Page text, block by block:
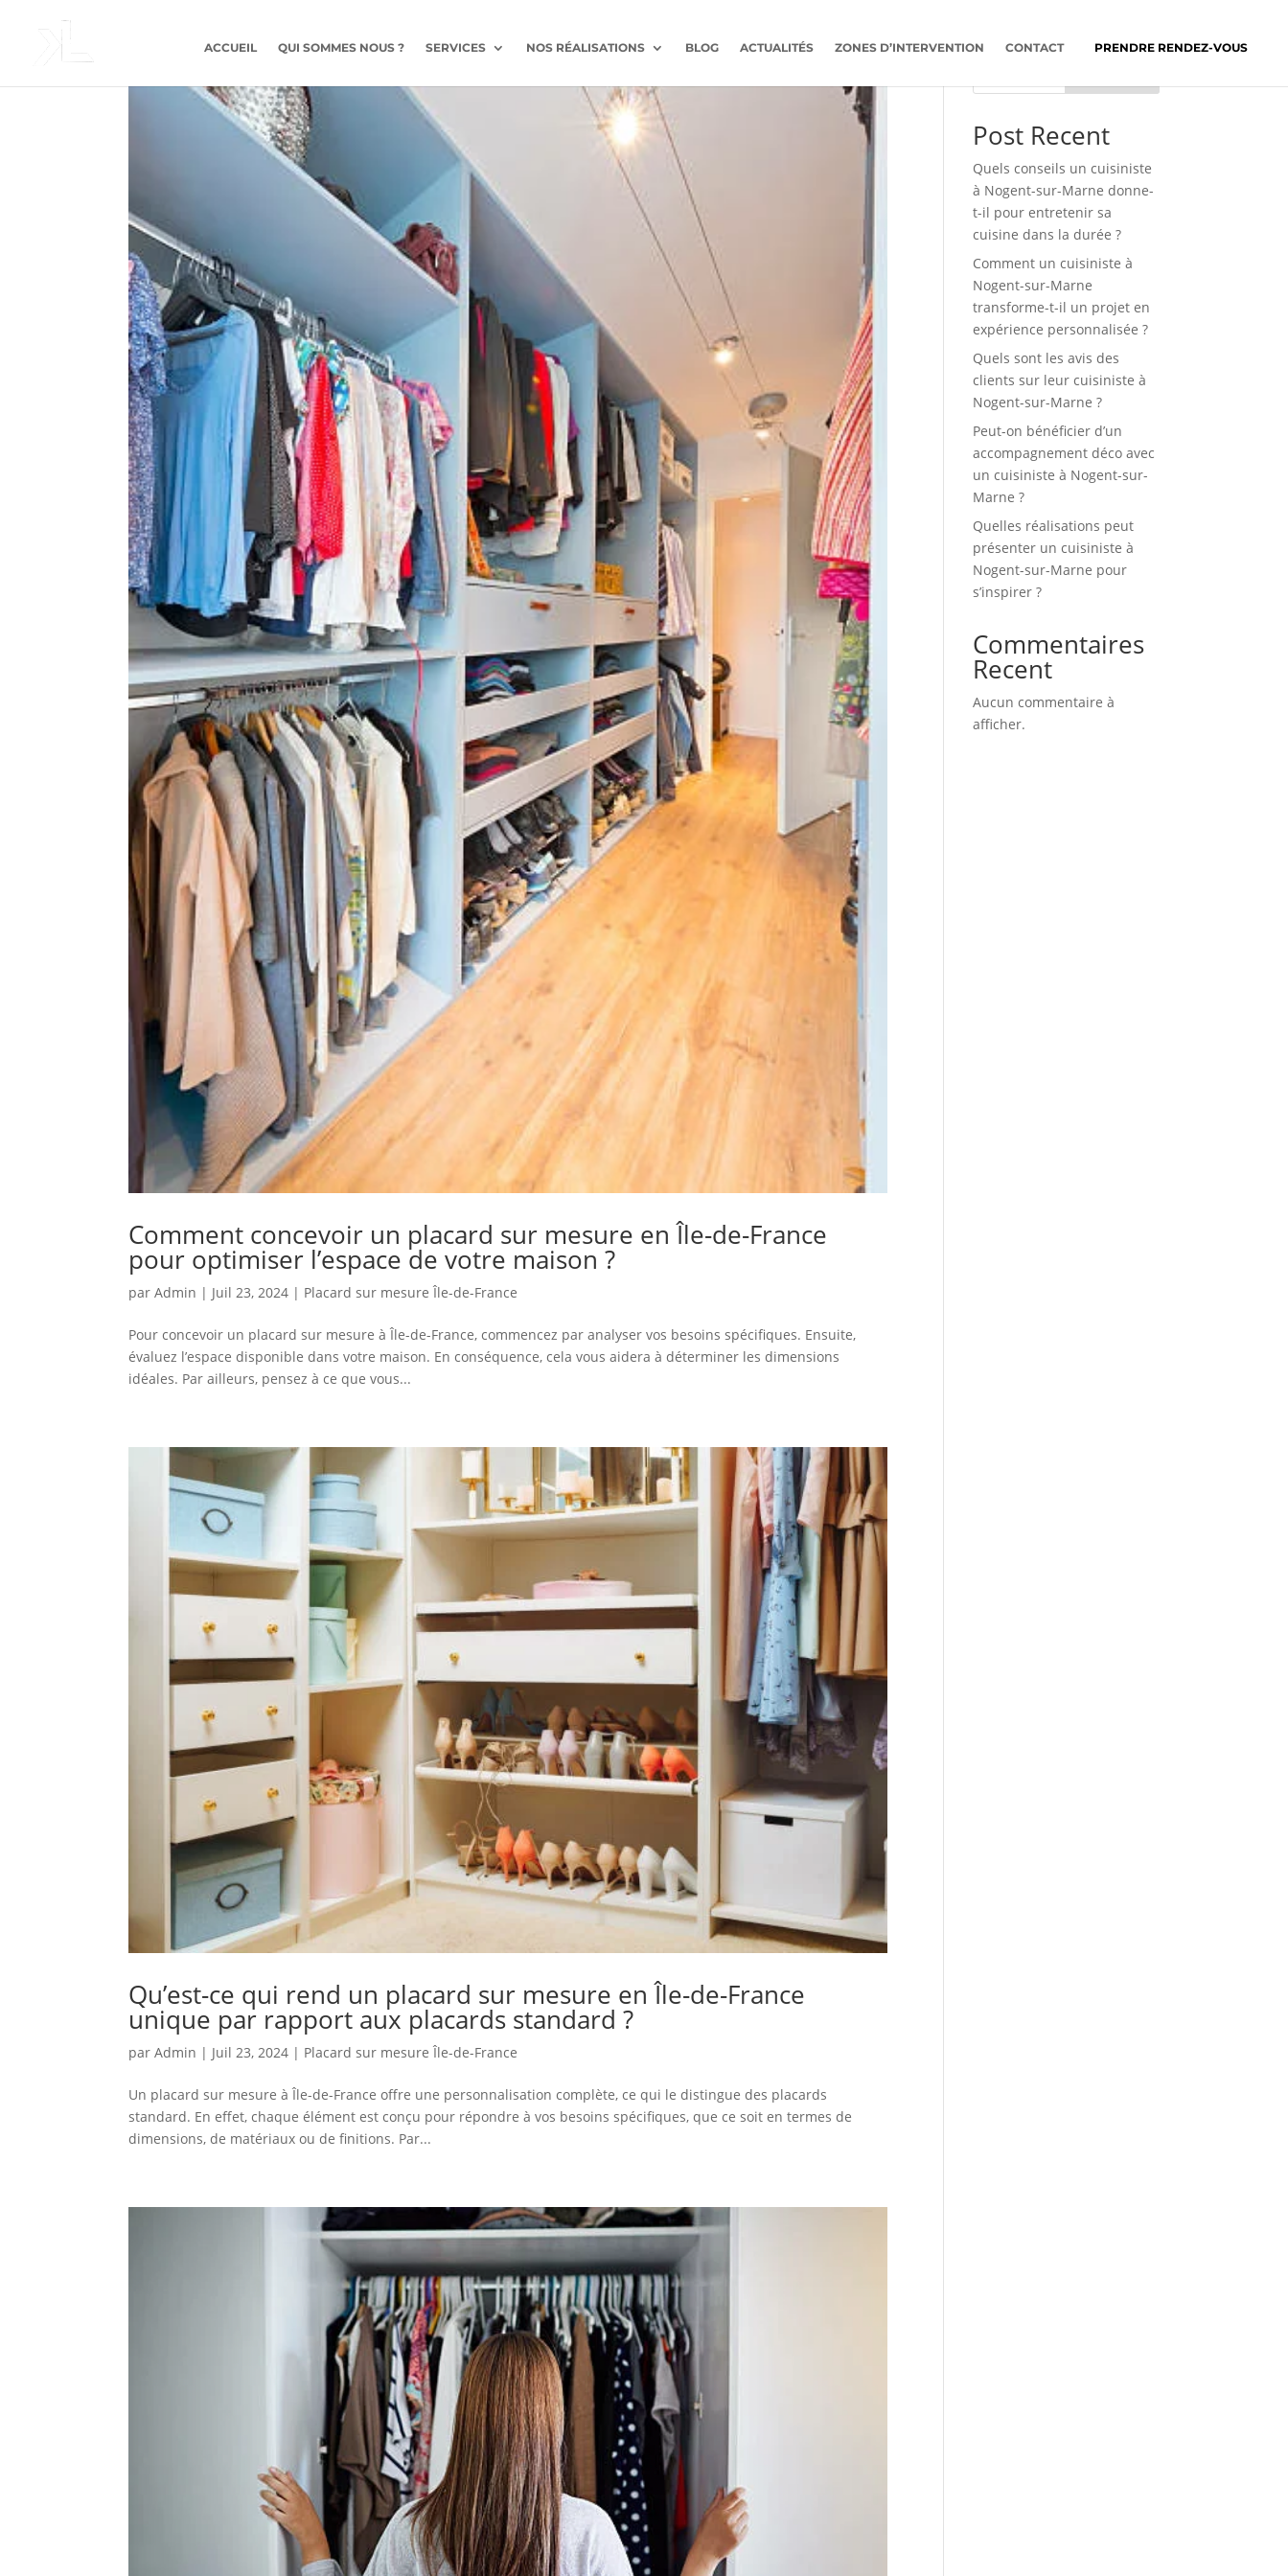
ACCUEIL QUI SOMMES NOUS ? SERVICES NOS RÉALISATIONS BLOG ACTUALITÉS ZONES D’INTERVENTION CONTACT PRENDRE RENDEZ-VOUS
Comment concevoir un placard sur mesure en Île-de-France
pour optimiser l’espace de votre maison ?
parAdmin | Juil 23, 2024 | Placard sur mesure Île-de-France
Pour concevoir un placard sur mesure à Île-de-France, commencez par analyser vos besoins spécifiques. Ensuite,
évaluez l’espace disponible dans votre maison. En conséquence, cela vous aidera à déterminer les dimensions
idéales. Par ailleurs, pensez à ce que vous...
Qu’est-ce qui rend un placard sur mesure en Île-de-France
unique par rapport aux placards standard ?
parAdmin | Juil 23, 2024 | Placard sur mesure Île-de-France
Un placard sur mesure à Île-de-France offre une personnalisation complète, ce qui le distingue des placards
standard. En effet, chaque élément est conçu pour répondre à vos besoins spécifiques, que ce soit en termes de
dimensions, de matériaux ou de finitions. Par...
Post Recent
Quels conseils un cuisiniste
à Nogent-sur-Marne donne-
t-il pour entretenir sa
cuisine dans la durée ?
Comment un cuisiniste à
Nogent-sur-Marne
transforme-t-il un projet en
expérience personnalisée ?
Quels sont les avis des
clients sur leur cuisiniste à
Nogent-sur-Marne ?
Peut-on bénéficier d’un
accompagnement déco avec
un cuisiniste à Nogent-sur-
Marne ?
Quelles réalisations peut
présenter un cuisiniste à
Nogent-sur-Marne pour
s’inspirer ?
Commentaires
Recent
Aucun commentaire à
afficher.